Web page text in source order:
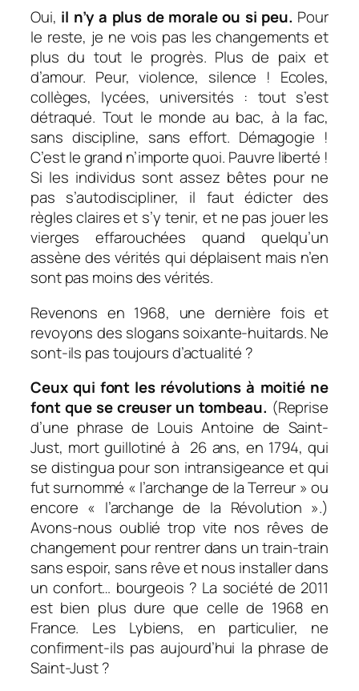
Oui, il n’y a plus de morale ou si peu. Pour
le reste, je ne vois pas les changements et
plus du tout le progrès. Plus de paix et
d’amour. Peur, violence, silence ! Ecoles,
collèges, lycées, universités : tout s’est
détraqué. Tout le monde au bac, à la fac,
sans discipline, sans effort. Démagogie !
C’est le grand n’importe quoi. Pauvre liberté !
Si les individus sont assez bêtes pour ne
pas s’autodiscipliner, il faut édicter des
règles claires et s’y tenir, et ne pas jouer les
vierges effarouchées quand quelqu’un
assène des vérités qui déplaisent mais n’en
sont pas moins des vérités.
Revenons en 1968, une dernière fois et
revoyons des slogans soixante-huitards. Ne
sont-ils pas toujours d’actualité ?
Ceux qui font les révolutions à moitié ne
font que se creuser un tombeau. (Reprise
d’une phrase de Louis Antoine de Saint-
Just, mort guillotiné à 26 ans, en 1794, qui
se distingua pour son intransigeance et qui
fut surnommé « l’archange de la Terreur » ou
encore « l’archange de la Révolution ».)
Avons-nous oublié trop vite nos rêves de
changement pour rentrer dans un train-train
sans espoir, sans rêve et nous installer dans
un confort… bourgeois ? La société de 2011
est bien plus dure que celle de 1968 en
France. Les Lybiens, en particulier, ne
confirment-ils pas aujourd’hui la phrase de
Saint-Just ?